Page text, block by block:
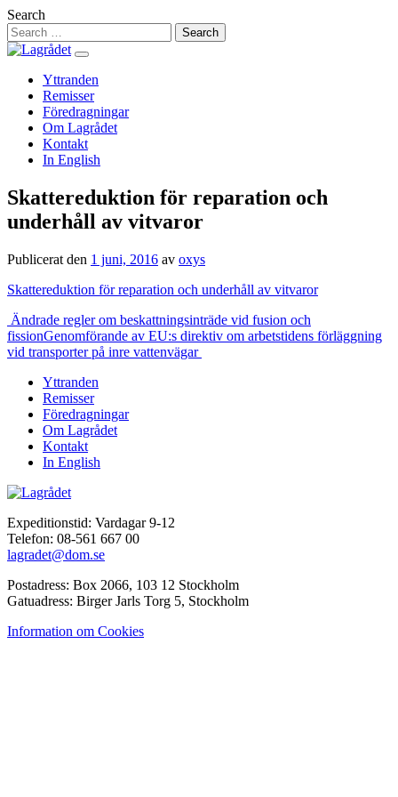
Hoppa
till
innehåll
Search
Yttranden
Remisser
Föredragningar
Om Lagrådet
Kontakt
In English
Skattereduktion för reparation och
underhåll av vitvaror
Publicerat den 1 juni, 2016 av oxys
Skattereduktion för reparation och underhåll av vitvaror
Inläggsnavigering
Ändrade regler om beskattningsinträde vid fusion och
fissionGenomförande av EU:s direktiv om arbetstidens förläggning
vid transporter på inre vattenvägar
Yttranden
Remisser
Föredragningar
Om Lagrådet
Kontakt
In English
Expeditionstid: Vardagar 9-12
Telefon: 08-561 667 00
lagradet@dom.se
Postadress: Box 2066, 103 12 Stockholm
Gatuadress: Birger Jarls Torg 5, Stockholm
Information om Cookies